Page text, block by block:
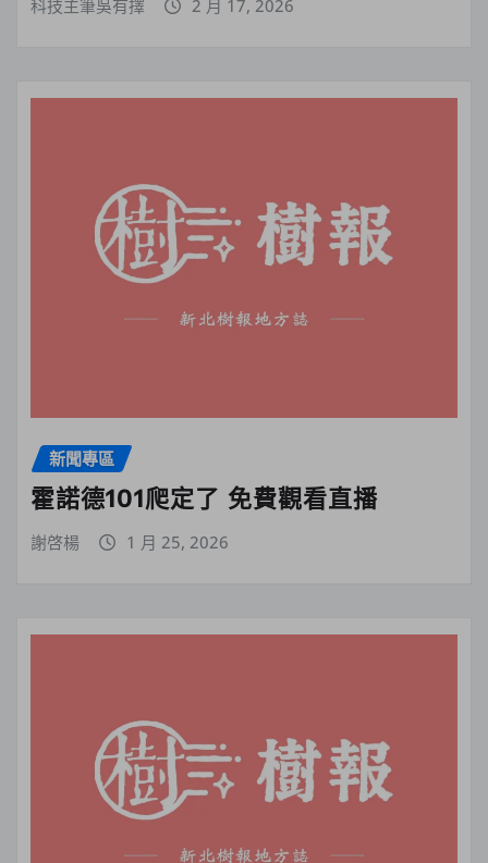
科技主筆吳有擇 2 月 17, 2026
新聞專區
霍諾德101爬定了 免費觀看直播
謝啓楊 1 月 25, 2026